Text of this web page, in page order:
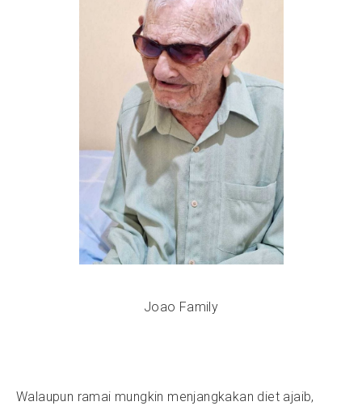
Joao Family
Walaupun ramai mungkin menjangkakan diet ajaib,